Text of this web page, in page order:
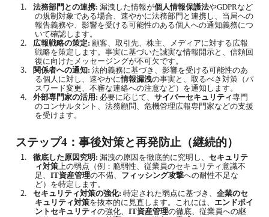
1. 法務部門との連携: 漏洩した情報が個人情報保護法やGDPRなど
の規制対象である場合、速やかに法務部門と連携し、当局への
報告義務や、影響を受ける可能性のある個人への通知義務につ
いて確認します。
2. 広報戦略の策定: 顧客、取引先、株主、メディアに対する広報
戦略を策定します。事実に基づいた誠実な情報開示と、信頼回
復に向けたメッセージングが不可欠です。
3. 関係者への通知 : 法的義務に基づき、影響を受ける可能性のあ
る個人に対し、速やかに情報漏洩の事実と、取るべき対策（パ
スワード変更、不審な連絡への注意など）を通知します。
4. 外部専門家の活用 : 必要に応じて、 サイバーセキュリティ専門
のコンサルタント、法務顧問、危機管理広報専門家などの支援
を受けます。
ステップ4 ：事後対策と再発防止（継続的）
1. 徹底した原因究明 : 漏洩の原因を徹底的に究明し、 セキュリテ
ィ対策上の弱点（例：脆弱性、従業員のセキュリティ意識不
足、 IT資産管理の不備、 フィッシング攻撃への耐性不足な
ど）を特定します。
2. セキュリティ対策の強化: 特定された弱点に基づき、 企業のセ
キュリティ対策を抜本的に見直します。これには、 エンドポイ
ントセキュリティの強化、 IT資産管理の徹底、従業員への継